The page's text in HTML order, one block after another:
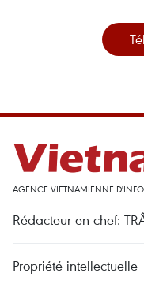
AGENCE VIETNAMIENNE
Rédacteur en chef:
Propriété intellectuelle